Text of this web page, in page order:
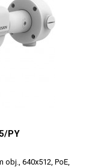
PY
obj., 640x512, PoE,